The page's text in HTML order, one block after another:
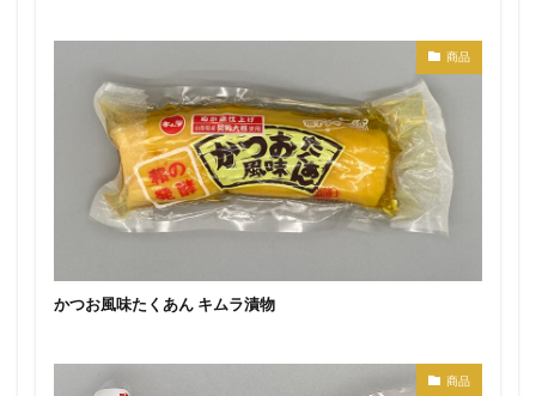
商品
かつお風味たくあん キムラ漬物
商品